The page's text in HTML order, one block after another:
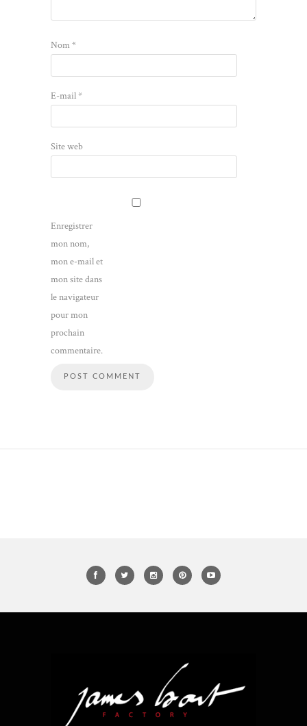
Nom*
E-mail*
Site web
Enregistrer
mon nom,
mon e-mail et
mon site dans
le navigateur
pour mon
prochain
commentaire.